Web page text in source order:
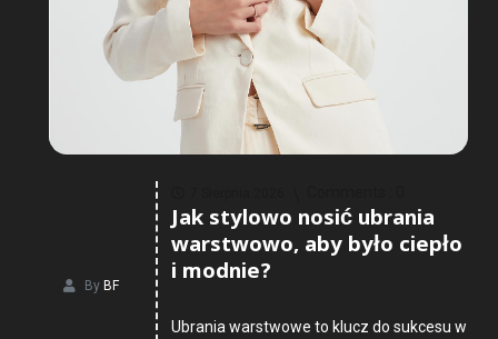
By BF
Jak stylowo nosić ubrania
warstwowo, aby było ciepło
i modnie?
Ubrania warstwowe to klucz do sukcesu w